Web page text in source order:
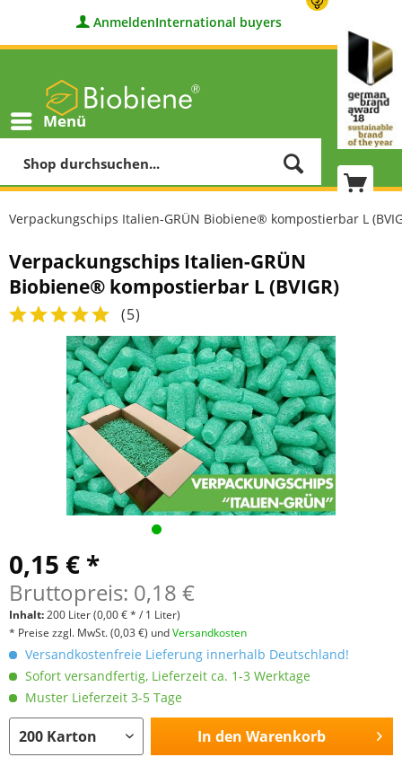
AnmeldenInternational buyers
Menü
Verpackungschips Italien-GRÜN Biobiene® kompostierbar L
Verpackungschips Italien-GRÜN
Biobiene® kompostierbar L (BVIGR)
(5)
0,15 € *
Bruttopreis: 0,18 €
Inhalt:200 Liter(0,00 € * / 1 Liter)
* Preise zzgl. MwSt.(0,03 €) undVersandkosten
Versandkostenfreie Lieferung innerhalb Deutschland!
Sofort versandfertig, Lieferzeit ca. 1-3 Werktage
Muster Lieferzeit 3-5 Tage
In den Warenkorb